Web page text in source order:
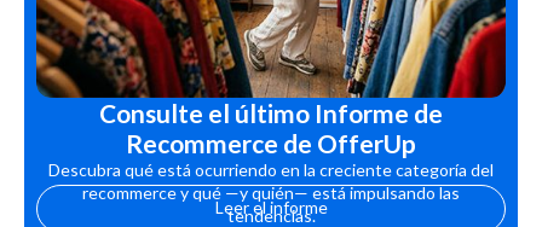
Consulte el último Informe de
Recommerce de OfferUp
Descubra qué está ocurriendo en la creciente categoría del
recommerce y qué —y quién— está impulsando las
tendencias.
Leer el informe